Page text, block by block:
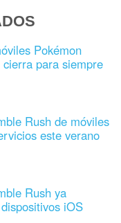
Pokémon
para siempre
Rush de móviles
este verano
Rush ya
iOS